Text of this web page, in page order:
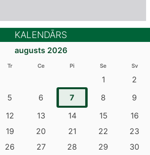
KALENDĀRS
augusts 2026
Tr Ce Pi Se Sv
1
2
5 6 7 8
9
12 13 14 15
16
19 20 21 22
23
26 27 28 29
30